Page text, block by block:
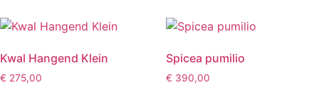
Kwal Hangend Klein
€ 275,00
Spicea pumilio
€ 390,00